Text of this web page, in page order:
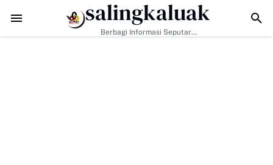
TMMD ke-129 Kodim 0306/50 Kota Pacu Pengerasan Jalan,
salingkaluak
Berbagi Informasi Seputar